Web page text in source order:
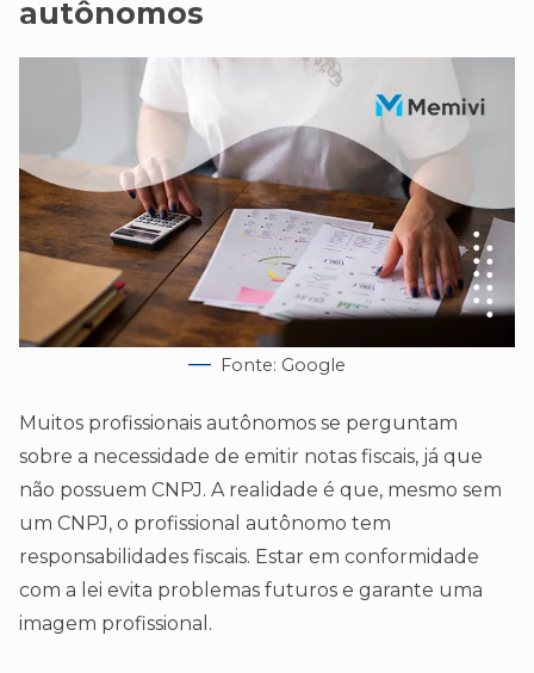
autônomos
Fonte: Google
Muitos profissionais autônomos se perguntam
sobre a necessidade de emitir notas fiscais, já que
não possuem CNPJ. A realidade é que, mesmo sem
um CNPJ, o profissional autônomo tem
responsabilidades fiscais. Estar em conformidade
com a lei evita problemas futuros e garante uma
imagem profissional.